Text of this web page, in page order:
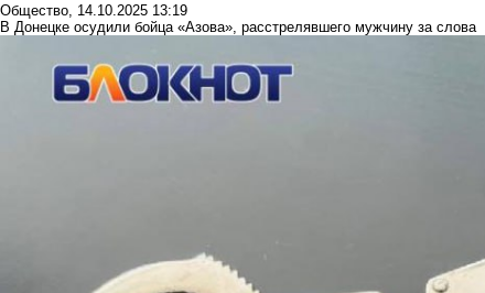
Общество 14.10.2025 13:19
В Донецке осудили бойца «Азова», расстрелявшего мужчину за слова